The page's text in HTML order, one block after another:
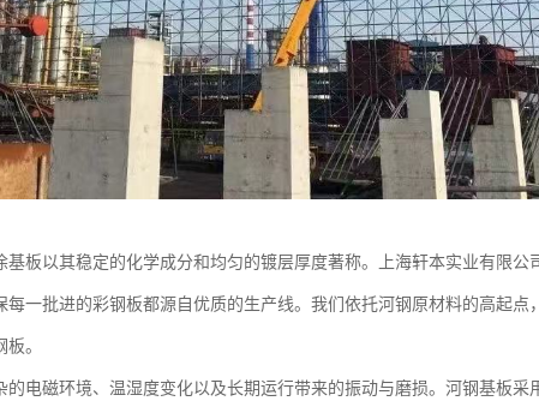
板以其稳定的化学成分和均匀的镀层厚度著称。上海轩本实业有限公
一批进的彩钢板都源自优质的生产线。我们依托河钢原材料的高起点
。
电磁环境、温湿度变化以及长期运行带来的振动与磨损。河钢基板采